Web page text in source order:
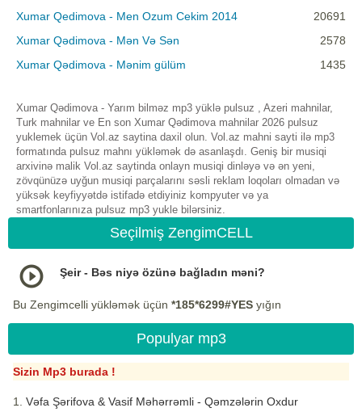
Xumar Qedimova - Men Ozum Cekim 2014
20691
Xumar Qədimova - Mən Və Sən
2578
Xumar Qədimova - Mənim gülüm
1435
Xumar Qədimova - Yarım bilməz mp3 yüklə pulsuz , Azeri mahnilar,
Turk mahnilar ve En son Xumar Qədimova mahnilar 2026 pulsuz
yuklemek üçün Vol.az saytina daxil olun. Vol.az mahni sayti ilə mp3
formatında pulsuz mahnı yükləmək də asanlaşdı. Geniş bir musiqi
arxivinə malik Vol.az saytinda onlayn musiqi dinləyə və ən yeni,
zövqünüzə uyğun musiqi parçalarını səsli reklam loqoları olmadan və
yüksək keyfiyyətdə istifadə etdiyiniz kompyuter və ya
smartfonlarınıza pulsuz mp3 yukle bilərsiniz.
Seçilmiş ZengimCELL
Şeir - Bəs niyə özünə bağladın məni?
Bu Zengimcelli yükləmək üçün *185*6299#YES yığın
Populyar mp3
Sizin Mp3 burada !
Vəfa Şərifova & Vasif Məhərrəmli - Qəmzələrin Oxdur